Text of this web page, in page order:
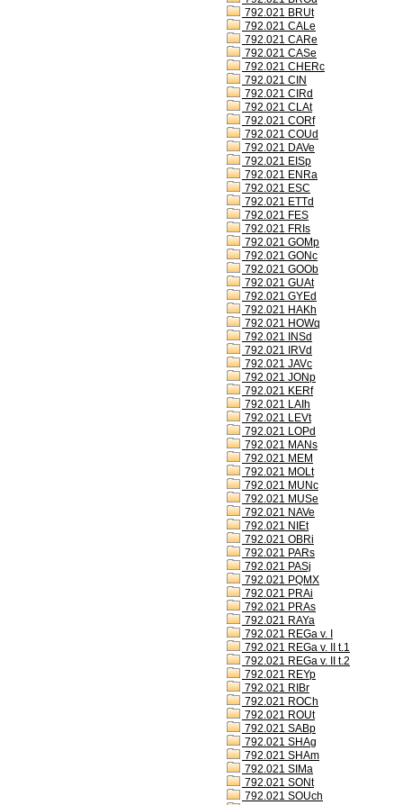
792.021 BRUt
792.021 CALe
792.021 CARe
792.021 CASe
792.021 CHERc
792.021 CIN
792.021 CIRd
792.021 CLAt
792.021 CORf
792.021 COUd
792.021 DAVe
792.021 EISp
792.021 ENRa
792.021 ESC
792.021 ETTd
792.021 FES
792.021 FRIs
792.021 GOMp
792.021 GONc
792.021 GOOb
792.021 GUAt
792.021 GYEd
792.021 HAKh
792.021 HOWq
792.021 INSd
792.021 IRVd
792.021 JAVc
792.021 JONp
792.021 KERf
792.021 LAIh
792.021 LEVt
792.021 LOPd
792.021 MANs
792.021 MEM
792.021 MOLt
792.021 MUNc
792.021 MUSe
792.021 NAVe
792.021 NIEt
792.021 OBRi
792.021 PARs
792.021 PASj
792.021 PQMX
792.021 PRAi
792.021 PRAs
792.021 RAYa
792.021 REGa v. I
792.021 REGa v. II t.1
792.021 REGa v. II t.2
792.021 REYp
792.021 RIBr
792.021 ROCh
792.021 ROUt
792.021 SABp
792.021 SHAg
792.021 SHAm
792.021 SIMa
792.021 SONt
792.021 SOUch